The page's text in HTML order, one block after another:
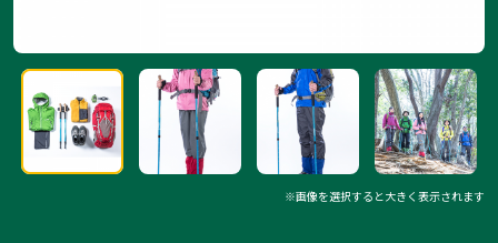
※画像を選択すると大きく表示されます